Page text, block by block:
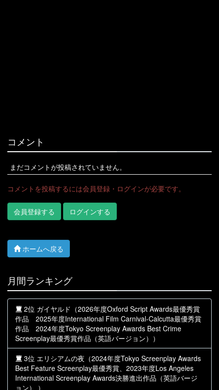
コメント
まだコメントが投稿されていません。
コメントを投稿するには会員登録・ログインが必要です。
会員登録する ログインする
ホームへ戻る
月間ランキング
2位 ガイヤルド（2026年度Oxford Script Awards最優秀賞
作品 2025年度International Film Carnival-Calcutta最優秀賞
作品 2024年度Tokyo Screenplay Awards Best Crime
Screenplay最優秀賞作品（英語バージョン））
3位 エリシアムの夜（2024年度Tokyo Screenplay Awards
Best Feature Screenplay最優秀賞、2023年度Los Angeles
International Screenplay Awards決勝進出作品（英語バージ
ョン） ）